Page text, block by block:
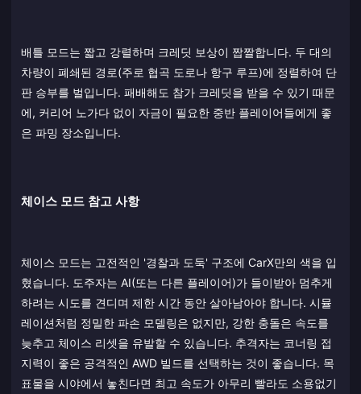
배틀 모드는 짧고 강렬하며 크레딧 보상이 짭짤합니다. 두 대의
차량이 폐쇄된 경로(주로 협곡 도로나 항구 루프)에 정렬하여 단
판 승부를 벌입니다. 패배해도 참가 크레딧을 받을 수 있기 때문
에, 커리어 노가다 없이 자금이 필요한 중반 플레이어들에게 좋
은 파밍 장소입니다.
체이스 모드 참고 사항
체이스 모드는 고전적인 '경찰과 도둑' 구조에 CarX만의 색을 입
혔습니다. 도주자는 AI(또는 다른 플레이어)가 들이받아 멈추게
하려는 시도를 견디며 제한 시간 동안 살아남아야 합니다. 시뮬
레이션처럼 정밀한 파손 모델링은 없지만, 강한 충돌은 속도를
늦추고 체이스 리셋을 유발할 수 있습니다. 추격자는 코너링 접
지력이 좋은 공격적인 AWD 빌드를 선택하는 것이 좋습니다. 목
표물을 시야에서 놓친다면 최고 속도가 아무리 빨라도 소용없기